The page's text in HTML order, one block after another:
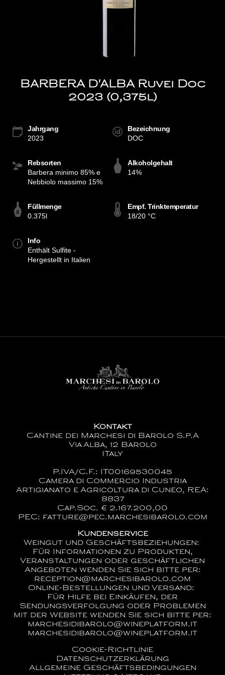
BARBERA D'ALBA Ruvei Doc
2023 (0,375l)
Jahrgang
2023
Bezeichnung
DOC
Rebsorten
Barbera minimo 85% e
Nebbiolo massimo 15%
Alkoholgehalt
14%
Füllmenge
0.375l
Empf. Trinktemperatur
18/20 °C
Info
Enthält Sulfite -
Hergestellt in Italien
Kontakt
Cantine dei Marchesi di Barolo S.p.A
Via Alba, 12 Barolo
ITaly
P.IVA/C.F.: IT00169530045
Camera di Commercio Industria
Artigianato e Agricoltura di Cuneo, REA:
8837
Cap.Soc. € 2.167.200,00
PEC: fatture@pec.marchesibarolo.com
Kundenservice
Weingut und Geschäftsbeziehungen:
Für Informationen zu Produkten,
Veranstaltungen oder geschäftlichen
Angeboten wenden Sie sich bitte per:
reception@marchesibarolo.com
Online-Bestellungen und Versand:
Für Hilfe bei Einkäufen, der
Sendungsverfolgung oder Problemen
mit der Website wenden Sie sich bitte per:
marchesidibarolo@wineplatform.it
marchesidibarolo@wineplatform.it
Cookie-Richtlinie
Datenschutzerklärung
Allgemeine Geschäftsbedingungen